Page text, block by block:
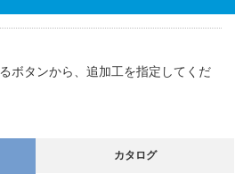
ボタンから、追加工を指定してくだ
カタログ